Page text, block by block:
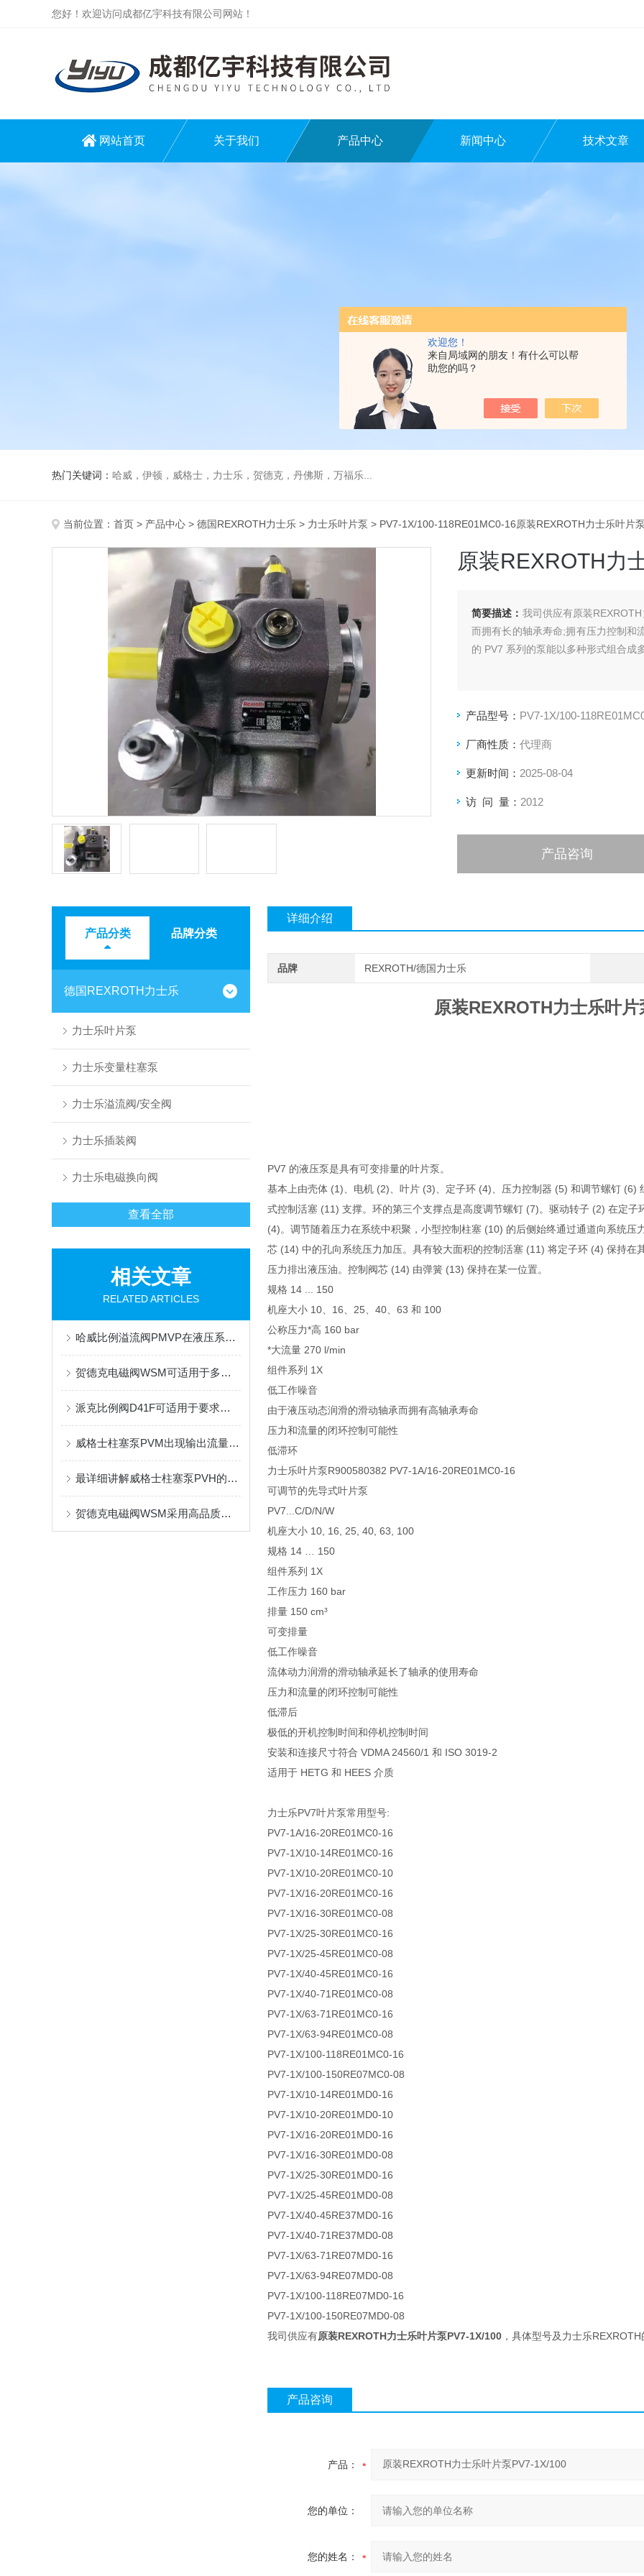
欢迎您！
来自局域网的朋友！有什么可以帮
助您的吗？
您好！欢迎访问成都亿宇科技有限公司网站！
网站首页 关于我们 产品中心 新闻中心 技术文章
热门关键词： 哈威，伊顿，威格士，力士乐，贺德克，丹佛斯，万福乐...
当前位置： 首页 > 产品中心 > 德国REXROTH力士乐 > 力士乐叶片泵 > PV7-1X/100-118RE01MC0-16原装REXROTH力士乐叶片
原装REXROTH力
简要描述： 我司供应有原装
而拥有长的轴承寿命;拥有压力控制和
的 PV7 系列的泵能以多种形式组合成
产品型号： PV7-1X/100-
厂商性质： 代理商
更新时间： 2025-08-04
访 问 量： 2012
产品咨询
产品分类 品牌分类
德国REXROTH力士乐
力士乐叶片泵
力士乐变量柱塞泵
力士乐溢流阀/安全阀
力士乐插装阀
力士乐电磁换向阀
查看全部
相关文章
RELATED ARTICLES
哈威比例溢流阀PMVP在液压系统中发挥的作用
贺德克电磁阀WSM可适用于多种液体和气体介质
派克比例阀D41F可适用于要求高精度控制的复杂系统
威格士柱塞泵PVM出现输出流量不足或不输出油故障的解决方法
最详细讲解威格士柱塞泵PVH的优点与型号，一目了然
贺德克电磁阀WSM采用高品质的材料和严格的生产工艺
详细介绍
品牌 REXROTH/德国力士乐
原装REXROTH力士乐叶
PV7 的液压泵是具有可变排量的叶片泵。
基本上由壳体 (1)、电机 (2)、叶片 (3)、定子环 (4)、压力控制器 (5) 和调节螺钉 (6)
式控制活塞 (11) 支撑。环的第三个支撑点是高度调节螺钉 (7)。驱动转子 (2) 在定
(4)。调节随着压力在系统中积聚，小型控制柱塞 (10) 的后侧始终通过通道向系统
芯 (14) 中的孔向系统压力加压。具有较大面积的控制活塞 (11) 将定子环 (4) 保持
压力排出液压油。控制阀芯 (14) 由弹簧 (13) 保持在某一位置。
规格 14 ... 150
机座大小 10、16、25、40、63 和 100
公称压力*高 160 bar
*大流量 270 l/min
组件系列 1X
低工作噪音
由于液压动态润滑的滑动轴承而拥有高轴承寿命
压力和流量的闭环控制可能性
低滞环
力士乐叶片泵R900580382 PV7-1A/16-20RE01MC0-16
可调节的先导式叶片泵
PV7...C/D/N/W
机座大小 10, 16, 25, 40, 63, 100
规格 14 … 150
组件系列 1X
工作压力 160 bar
排量 150 cm³
可变排量
低工作噪音
流体动力润滑的滑动轴承延长了轴承的使用寿命
压力和流量的闭环控制可能性
低滞后
极低的开机控制时间和停机控制时间
安装和连接尺寸符合 VDMA 24560/1 和 ISO 3019-2
适用于 HETG 和 HEES 介质
力士乐PV7叶片泵常用型号:
PV7-1A/16-20RE01MC0-16
PV7-1X/10-14RE01MC0-16
PV7-1X/10-20RE01MC0-10
PV7-1X/16-20RE01MC0-16
PV7-1X/16-30RE01MC0-08
PV7-1X/25-30RE01MC0-16
PV7-1X/25-45RE01MC0-08
PV7-1X/40-45RE01MC0-16
PV7-1X/40-71RE01MC0-08
PV7-1X/63-71RE01MC0-16
PV7-1X/63-94RE01MC0-08
PV7-1X/100-118RE01MC0-16
PV7-1X/100-150RE07MC0-08
PV7-1X/10-14RE01MD0-16
PV7-1X/10-20RE01MD0-10
PV7-1X/16-20RE01MD0-16
PV7-1X/16-30RE01MD0-08
PV7-1X/25-30RE01MD0-16
PV7-1X/25-45RE01MD0-08
PV7-1X/40-45RE37MD0-16
PV7-1X/40-71RE37MD0-08
PV7-1X/63-71RE07MD0-16
PV7-1X/63-94RE07MD0-08
PV7-1X/100-118RE07MD0-16
PV7-1X/100-150RE07MD0-08
我司供应有原装REXROTH力士乐叶片泵PV7-1X/100 ，具体型号及力士乐
产品咨询
产品：
您的单位：
您的姓名：